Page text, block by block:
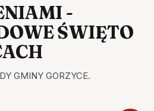
-
ŚWIĘTO
GMINY GORZYCE.